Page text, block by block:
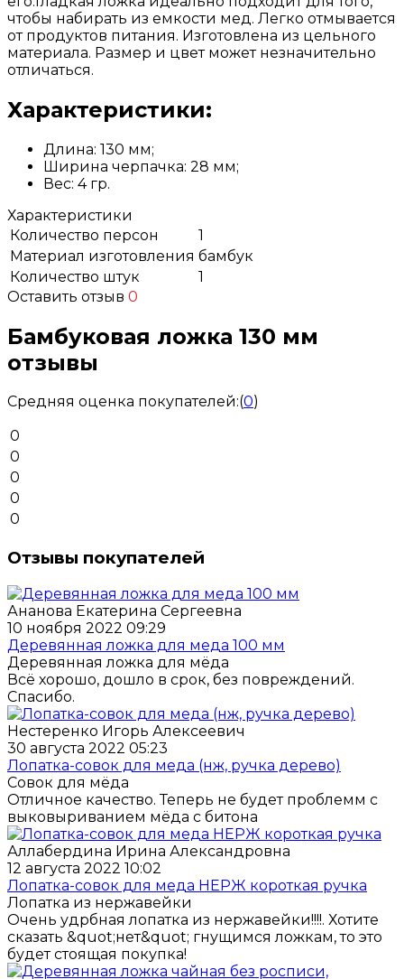
чтобы набирать из емкости мед. Легко отмывается
от продуктов питания. Изготовлена из цельного
материала. Размер и цвет может незначительно
отличаться.
Характеристики:
Длина: 130 мм;
Ширина черпачка: 28 мм;
Вес: 4 гр.
Характеристики
Количество персон
1
Материал изготовления бамбук
Количество штук
1
Оставить отзыв 0
Бамбуковая ложка 130 мм
отзывы
Средняя оценка покупателей:(0)
0
0
0
0
0
Отзывы покупателей
Ананова Екатерина Сергеевна
10 ноября 2022 09:29
Деревянная ложка для меда 100 мм
Деревянная ложка для мёда
Всё хорошо, дошло в срок, без повреждений.
Спасибо.
Нестеренко Игорь Алексеевич
30 августа 2022 05:23
Лопатка-совок для меда (нж, ручка дерево)
Совок для мёда
Отличное качество. Теперь не будет проблемм с
выковыриванием мёда с битона
Аллабердина Ирина Александровна
12 августа 2022 10:02
Лопатка-совок для меда НЕРЖ короткая ручка
Лопатка из нержавейки
Очень удрбная лопатка из нержавейки!!!!. Хотите
сказать &quot;нет&quot; гнущимся ложкам, то это
будет стоящая покупка!